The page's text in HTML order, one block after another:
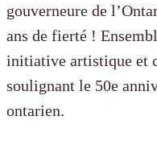
gouverneure de
ans de fierté !
initiative artistique et
soulignant le 50e
ontarien.